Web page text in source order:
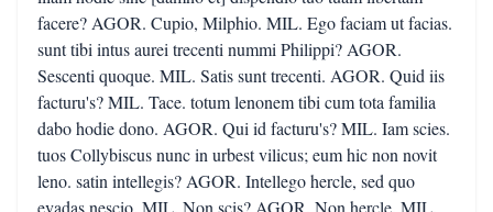
facere? AGOR. Cupio, Milphio. MIL. Ego faciam ut facias.
sunt tibi intus aurei trecenti nummi Philippi? AGOR.
Sescenti quoque. MIL. Satis sunt trecenti. AGOR. Quid iis
facturu's? MIL. Tace. totum lenonem tibi cum tota familia
dabo hodie dono. AGOR. Qui id facturu's? MIL. Iam scies.
tuos Collybiscus nunc in urbest vilicus; eum hic non novit
leno. satin intellegis? AGOR. Intellego hercle, sed quo
evadas nescio. MIL. Non scis? AGOR. Non hercle. MIL.